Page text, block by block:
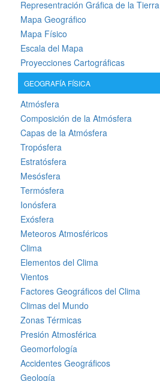
Representración Gráfica de la Tierra
Mapa Geográfico
Mapa Físico
Escala del Mapa
Proyecciones Cartográficas
GEOGRAFÍA FÍSICA
Atmósfera
Composición de la Atmósfera
Capas de la Atmósfera
Tropósfera
Estratósfera
Mesósfera
Termósfera
Ionósfera
Exósfera
Meteoros Atmosféricos
Clima
Elementos del Clima
Vientos
Factores Geográficos del Clima
Climas del Mundo
Zonas Térmicas
Presión Atmosférica
Geomorfología
Accidentes Geográficos
Geología